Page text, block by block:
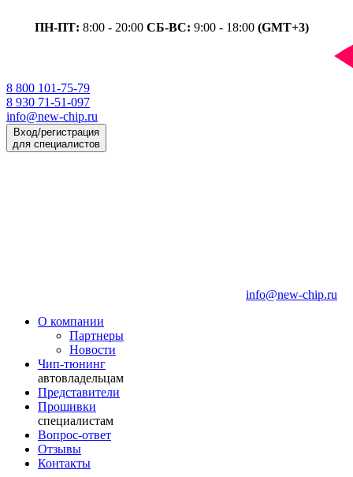
ПН-ПТ: 8:00 - 20:00 СБ-ВС: 9:00 - 18:00 (GMT+3)
8 800 101-75-79
8 930 71-51-097
info@new-chip.ru
Вход/регистрация
для специалистов
info@new-chip.ru
О компании
Партнеры
Новости
Чип-тюнинг
автовладельцам
Представители
Прошивки
специалистам
Вопрос-ответ
Отзывы
Контакты